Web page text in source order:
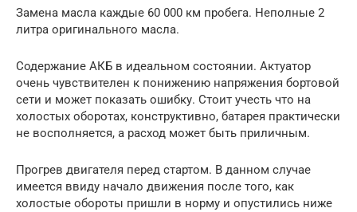
Замена масла каждые 60 000 км пробега. Неполные 2
литра оригинального масла.
Содержание АКБ в идеальном состоянии. Актуатор
очень чувствителен к понижению напряжения бортовой
сети и может показать ошибку. Стоит учесть что на
холостых оборотах, конструктивно, батарея практически
не восполняется, а расход может быть приличным.
Прогрев двигателя перед стартом. В данном случае
имеется ввиду начало движения после того, как
холостые обороты пришли в норму и опустились ниже